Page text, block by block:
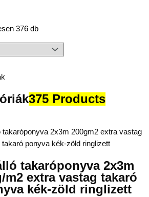
376 db
375 Products
takaróponyva 2x3m
m2 extra vastag takaró
kék-zöld ringlizett